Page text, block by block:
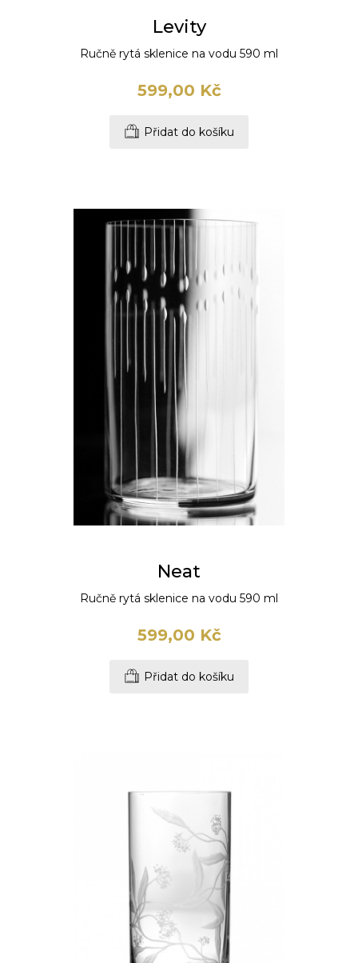
Levity
Ručně rytá sklenice na vodu 590 ml
599,00 Kč
Přidat do košíku
Neat
Ručně rytá sklenice na vodu 590 ml
599,00 Kč
Přidat do košíku